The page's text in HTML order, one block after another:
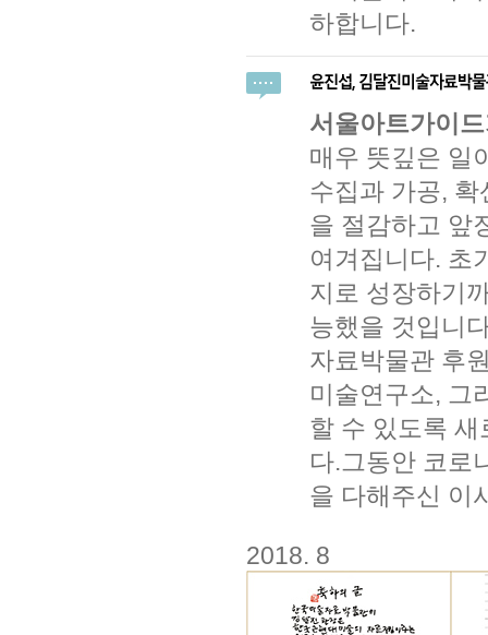
하합니다.
서울아트가이
매우 뜻깊은 일
수집과 가공,
을 절감하고 앞
여겨집니다. 초
지로 성장하기
능했을 것입니
자료박물관 후
미술연구소, 그
할 수 있도록
다.그동안 코로
을 다해주신 이
2018. 8